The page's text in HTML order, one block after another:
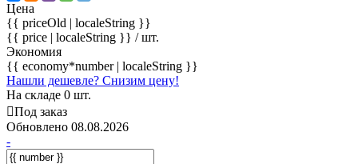
Цена
{{ priceOld | localeString }}
{{ price | localeString }} / шт.
Экономия
{{ economy*number | localeString }}
Нашли дешевле? Снизим цену!
На складе 0 шт.
Под заказ
Обновлено 08.08.2026
-